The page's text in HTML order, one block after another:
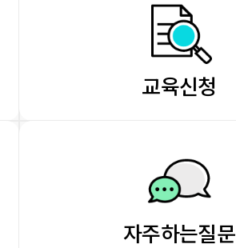
교육신청
자주하는질문